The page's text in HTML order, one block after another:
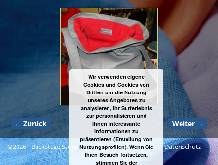
Bilder-Navigation
← Zurück Weiter →
©2026 -Backstage Store Regensburg Datenschutz
Wir verwenden eigene
Cookies und Cookies von
Dritten um die Nutzung
unseres Angebotes zu
analysieren, Ihr Surferlebnis
zur personalisieren und
Ihnen interessante
Informationen zu
präsentieren (Erstellung von
Nutzungsprofilen). Wenn Sie
Ihren Besuch fortsetzen,
stimmen Sie der